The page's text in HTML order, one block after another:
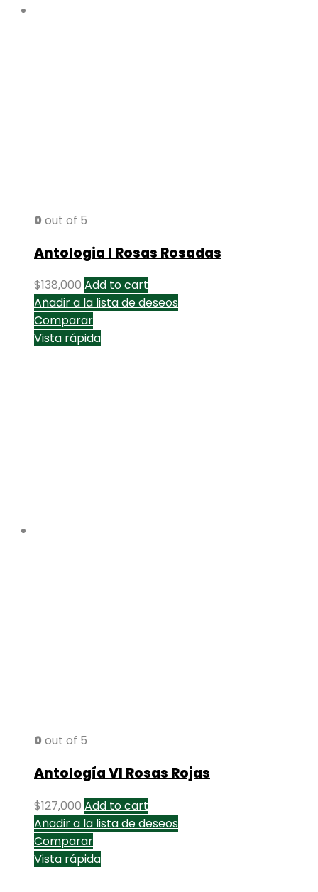
0 out of 5
Antologia I Rosas Rosadas
$138,000 Add to cart
Añadir a la lista de deseos
Comparar
Vista rápida
0 out of 5
Antología VI Rosas Rojas
$127,000 Add to cart
Añadir a la lista de deseos
Comparar
Vista rápida